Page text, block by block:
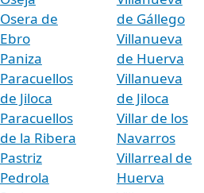
Osera de
Ebro
Paniza
Paracuellos
de Jiloca
Paracuellos
de la Ribera
Pastriz
Pedrola
de Gállego
Villanueva
de Huerva
Villanueva
de Jiloca
Villar de los
Navarros
Villarreal de
Huerva